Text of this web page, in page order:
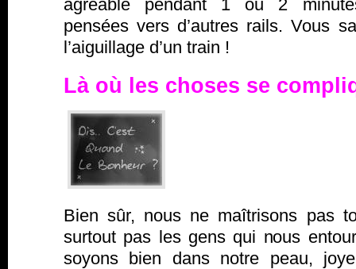
agréable pendant 1 ou 2
pensées vers d’autres rails. Vous
l’aiguillage d’un train !
Là où les choses se
Bien sûr, nous ne maîtrisons pas
surtout pas les gens qui nous
soyons bien dans notre peau,